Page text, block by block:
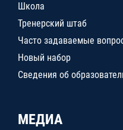
Школа
Тренерский штаб
Часто задаваемые
Новый набор
Сведения об
МЕДИА